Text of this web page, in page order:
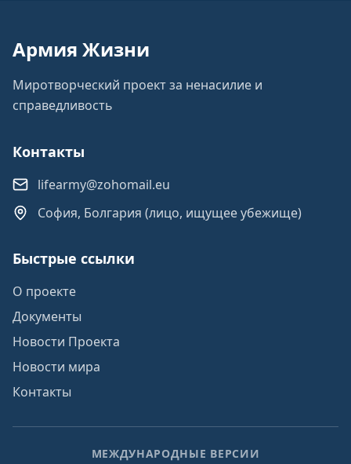
Армия Жизни
Миротворческий проект за ненасилие и
справедливость
Контакты
lifearmy@zohomail.eu
София, Болгария (лицо, ищущее убежище)
Быстрые ссылки
О проекте
Документы
Новости Проекта
Новости мира
Контакты
МЕЖДУНАРОДНЫЕ ВЕРСИИ